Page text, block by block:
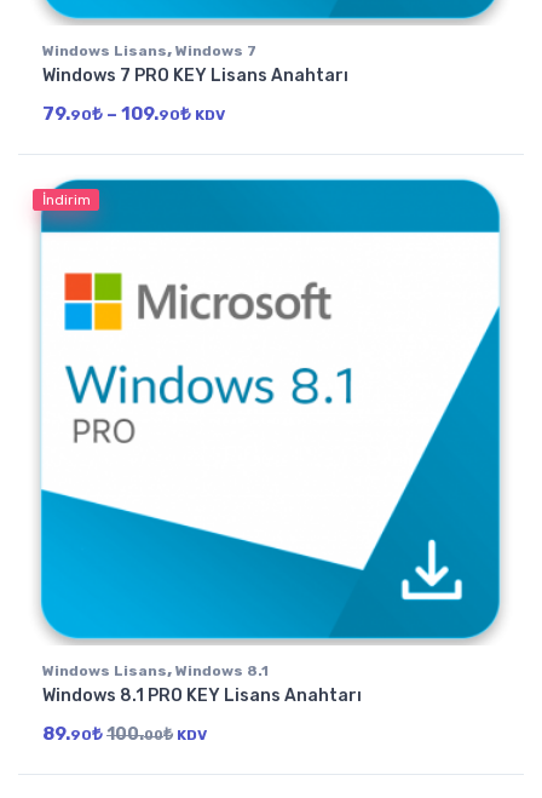
Windows Lisans, Windows 7
Windows 7 PRO KEY Lisans Anahtarı
79.90₺ – 109.90₺Fiyat aralığı: 79.90₺ - 109.90₺
KDV
İndirim
Windows Lisans, Windows 8.1
Windows 8.1 PRO KEY Lisans Anahtarı
89.90₺100.00₺ KDV